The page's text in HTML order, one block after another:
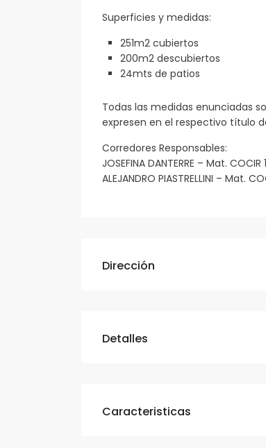
Superficies y medidas:
251m2 cubiertos
200m2 descubiertos
24mts de patios
Todas las medidas enunciadas
expresen en el respectivo título
Corredores Responsables:
JOSEFINA DANTERRE – Mat. COCIR
ALEJANDRO PIASTRELLINI – Mat.
Dirección
Detalles
Caracteristicas